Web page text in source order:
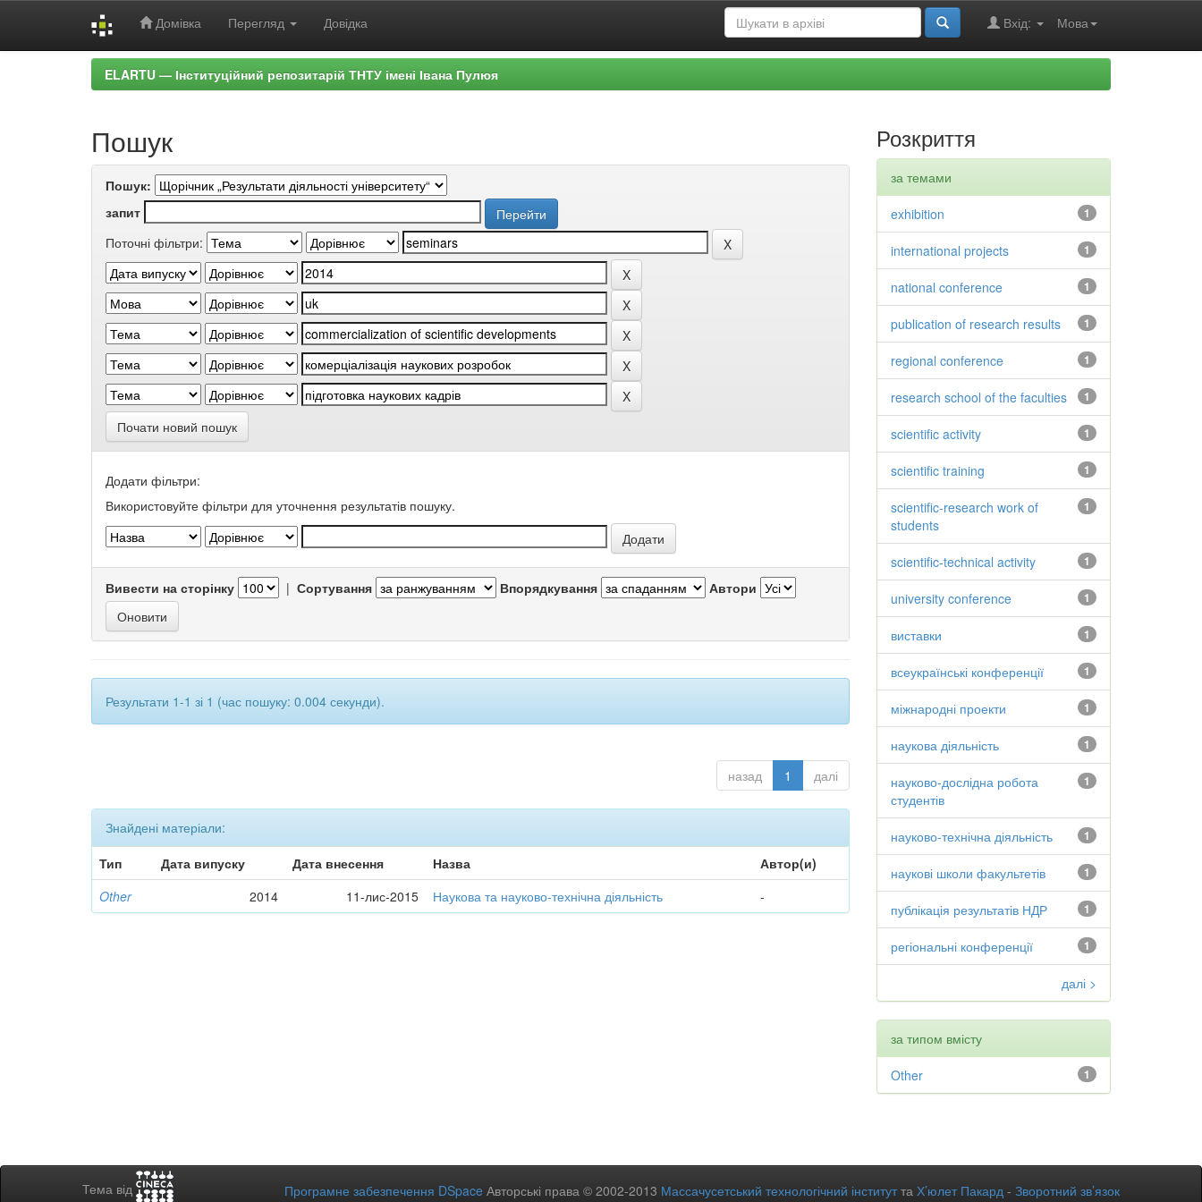
Домівка Перегляд Довідка Мова
Вхід:
ELARTU — Інституційний репозитарій ТНТУ імені Івана Пулюя
Пошук
Пошук:
запит
Поточні фільтри:
Почати новий пошук
Додати фільтри:
Використовуйте фільтри для уточнення результатів пошуку.
Вивести на сторінку | Сортування Впорядкування Автори
Результати 1-1 зі 1 (час пошуку: 0.004 секунди).
назад 1 далі
Знайдені матеріали:
Тип
Дата випуску Дата внесення Назва
Автор(и)
Other
2014 11-лис-2015 Наукова та науково-технічна діяльність -
Розкриття
за темами
1
exhibition
1
international projects
1
national conference
1
publication of research results
1
regional conference
1
research school of the faculties
1
scientific activity
1
scientific training
1
scientific-research work of
students
1
scientific-technical activity
1
university conference
1
виставки
1
всеукраїнські конференції
1
міжнародні проекти
1
наукова діяльність
1
науково-дослідна робота
студентів
1
науково-технічна діяльність
1
наукові школи факультетів
1
публікація результатів НДР
1
регіональні конференції
далі >
за типом вмісту
1
Other
Тема від Програмне забезпечення DSpace Авторські права © 2002-2013 Массачусетський технологічний інститутта Х’юлет Пакард - Зворотний зв’язок